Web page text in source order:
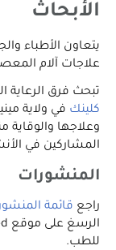
الأبحاث
يتعاون الأطباء
علاجات آلام
تبحث فرق الرعاية
كلينك في ولاية
وعلاجها والوقاية
المشاركين في
المنشورات
راجع قائمة
للطب.